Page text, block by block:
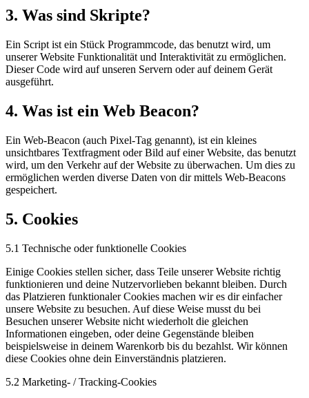
3. Was sind Skripte?
Ein Script ist ein Stück Programmcode, das benutzt wird, um
unserer Website Funktionalität und Interaktivität zu ermöglichen.
Dieser Code wird auf unseren Servern oder auf deinem Gerät
ausgeführt.
4. Was ist ein Web Beacon?
Ein Web-Beacon (auch Pixel-Tag genannt), ist ein kleines
unsichtbares Textfragment oder Bild auf einer Website, das benutzt
wird, um den Verkehr auf der Website zu überwachen. Um dies zu
ermöglichen werden diverse Daten von dir mittels Web-Beacons
gespeichert.
5. Cookies
5.1 Technische oder funktionelle Cookies
Einige Cookies stellen sicher, dass Teile unserer Website richtig
funktionieren und deine Nutzervorlieben bekannt bleiben. Durch
das Platzieren funktionaler Cookies machen wir es dir einfacher
unsere Website zu besuchen. Auf diese Weise musst du bei
Besuchen unserer Website nicht wiederholt die gleichen
Informationen eingeben, oder deine Gegenstände bleiben
beispielsweise in deinem Warenkorb bis du bezahlst. Wir können
diese Cookies ohne dein Einverständnis platzieren.
5.2 Marketing- / Tracking-Cookies